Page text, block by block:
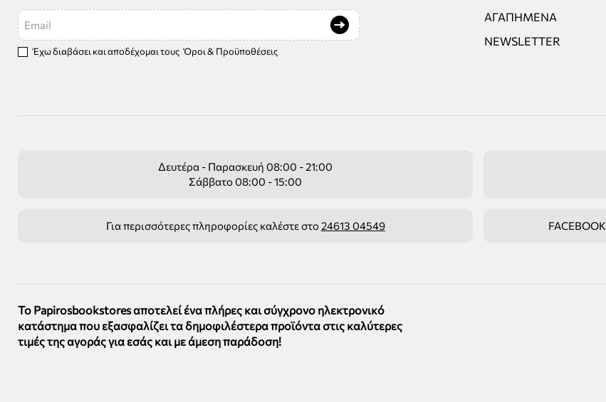
Email
Έχω διαβάσει και αποδέχομαι τους Όροι & Προϋποθέσεις
ΑΓΑΠΗΜΈΝΑ
NEWSLETTER
Δευτέρα - Παρασκευή 08:00 - 21:00
Σάββατο 08:00 - 15:00
Για περισσότερες πληροφορίες καλέστε στο24613 04549 FACEBOOK
Το Papirosbookstores αποτελεί ένα πλήρες και σύγχρονο ηλεκτρονικό
κατάστημα που εξασφαλίζει τα δημοφιλέστερα προϊόντα στις καλύτερες
τιμές της αγοράς για εσάς και με άμεση παράδοση!